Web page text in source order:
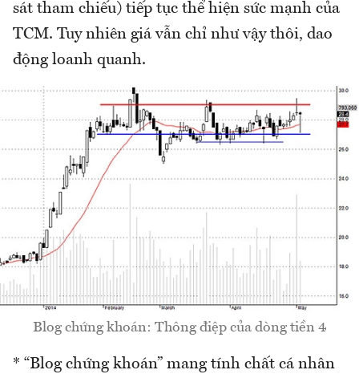
sát tham chiếu) tiếp tục thể hiện sức mạnh của
TCM. Tuy nhiên giá vẫn chỉ như vậy thôi, dao
động loanh quanh.
Blog chứng khoán: Thông điệp của dòng tiền 4
* “Blog chứng khoán” mang tính chất cá nhân